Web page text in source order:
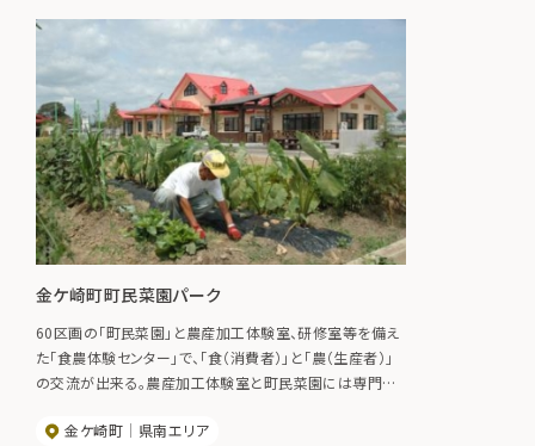
金ケ崎町町民菜園パーク
60区画の「町民菜園」と農産加工体験室、研修室等を備え
た「食農体験センター」で、「食（消費者）」と「農（生産者）」
の交流が出来る。農産加工体験室と町民菜園には専門の
た、ふれあい広場には東屋や水飲み場、野菜を形どったベ
金ケ崎町 県南エリア